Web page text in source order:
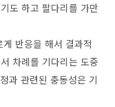
도 하고 팔다리를 가만
반응을 해서 결과적
차례를 기다리는 도중
과 관련된 충동성은 기